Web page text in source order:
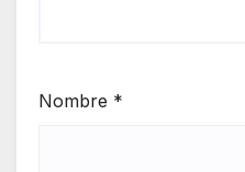
Nombre *